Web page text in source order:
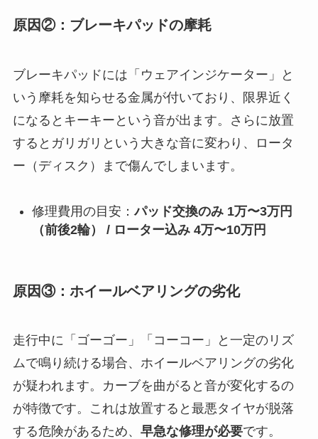
原因②：ブレーキパッドの摩耗
ブレーキパッドには「ウェアインジケーター」と
いう摩耗を知らせる金属が付いており、限界近く
になるとキーキーという音が出ます。さらに放置
するとガリガリという大きな音に変わり、ロータ
ー（ディスク）まで傷んでしまいます。
修理費用の目安：パッド交換のみ 1万〜3万円
（前後2輪） / ローター込み 4万〜10万円
原因③：ホイールベアリングの劣化
走行中に「ゴーゴー」「コーコー」と一定のリズ
ムで鳴り続ける場合、ホイールベアリングの劣化
が疑われます。カーブを曲がると音が変化するの
が特徴です。これは放置すると最悪タイヤが脱落
する危険があるため、 早急な修理が必要です。